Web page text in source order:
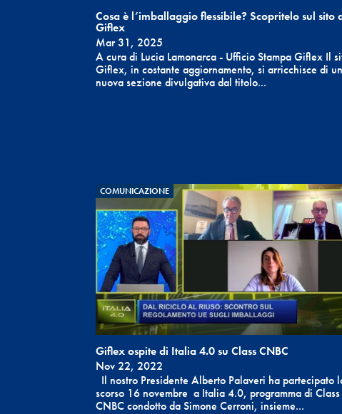
Cosa è l’imballaggio flessibile? Scopritelo sul sito
Giflex
Mar 31, 2025
A cura di Lucia Lamonarca - Ufficio Stampa Giflex Il
Giflex, in costante aggiornamento, si arricchisce di
nuova sezione divulgativa dal titolo...
COMUNICAZIONE
Giflex ospite di Italia 4.0 su Class CNBC
Nov 22, 2022
Il nostro Presidente Alberto Palaveri ha partecipato
scorso 16 novembre a Italia 4.0, programma di Class
CNBC condotto da Simone Cerroni, insieme...